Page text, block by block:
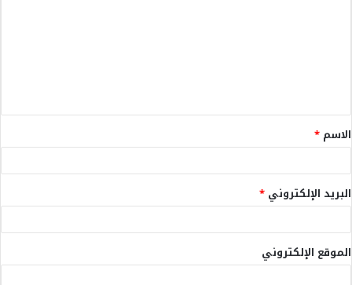
ق
*
الاسم *
البريد الإلكتروني *
الموقع الإلكتروني